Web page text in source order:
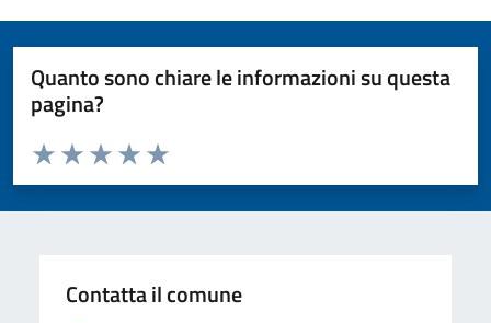
Quanto sono chiare le informazioni su questa
pagina?
Valuta da 1 a 5 stelle la pagina
Valuta 5 stelle su 5
Valuta 4 stelle su 5
Valuta 3 stelle su 5
Valuta 2 stelle su 5
Valuta 1 stelle su 5
Contatta il comune